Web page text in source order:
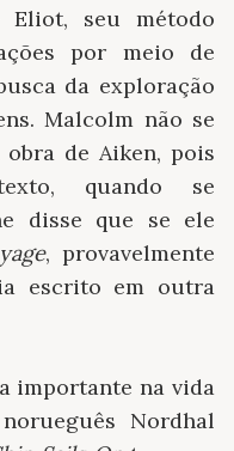
Eliot, seu método
por meio de
da exploração
Malcolm não se
de Aiken, pois
quando se
disse que se ele
, provavelmente
escrito em outra
importante na vida
Nordhal